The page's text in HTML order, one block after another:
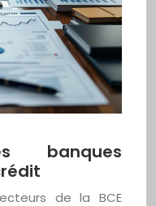
banques
de la BCE